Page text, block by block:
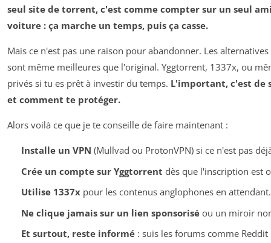
seul site de torrent, c'est comme compter sur un seul
voiture : ça marche un temps, puis ça casse.
Mais ce n'est pas une raison pour abandonner. Les
sont même meilleures que l'original. Yggtorrent, 1337x, ou
privés si tu es prêt à investir du temps. L'important, c'est de
et comment te protéger.
Alors voilà ce que je te conseille de faire maintenant :
Installe un VPN (Mullvad ou ProtonVPN) si ce n'est pas
Crée un compte sur Yggtorrent dès que l'inscription est
Utilise 1337xpour les contenus anglophones en attendant.
Ne clique jamais sur un lien sponsoriséou un miroir
Et surtout, reste informé: suis les forums comme